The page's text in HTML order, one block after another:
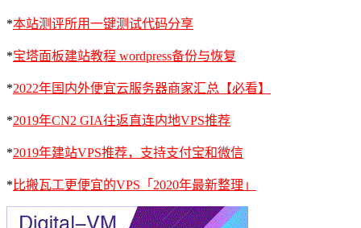
*本站测评所用一键测试代码分享
*宝塔面板建站教程 wordpress备份与恢复
*2022年国内外便宜云服务器商家汇总【必看】
*2019年CN2 GIA往返直连内地VPS推荐
*2019年建站VPS推荐，支持支付宝和微信
* 比搬瓦工更便宜的VPS「2020年最新整理」